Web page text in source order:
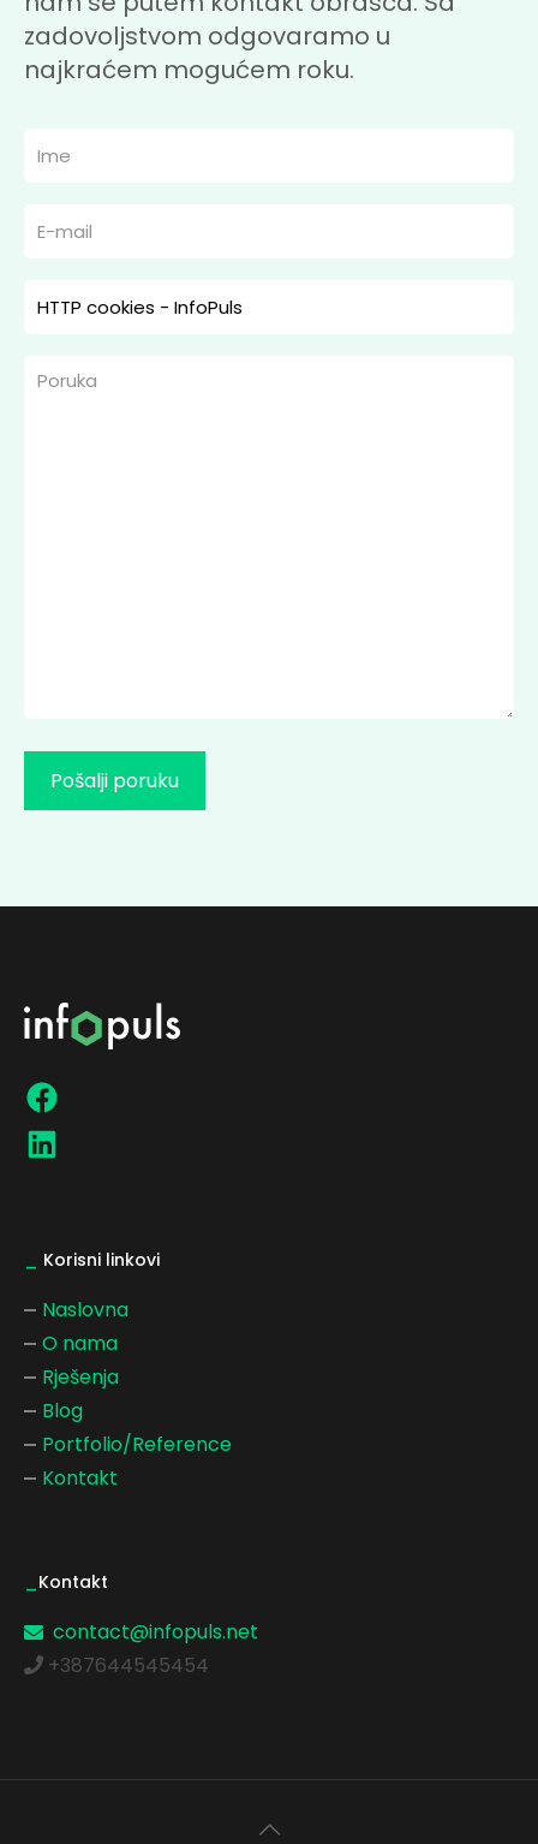
zadovoljstvom odgovaramo u
najkraćem mogućem roku.
Korisni linkovi
Naslovna
O nama
Rješenja
Blog
Portfolio/Reference
Kontakt
Kontakt
contact@infopuls.net
+387644545454